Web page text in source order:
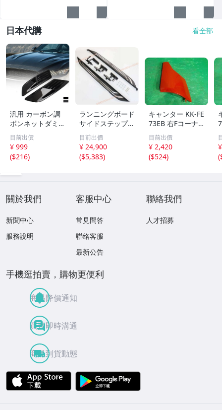
日本代購 看全部
汎用 カーボン調
ボンネットダミー
ダクト エンジン
フード飾り 外装
ドレスアップ ボ
ディステッカー
目前出價
¥ 999
($216)
ランニングボード
サイドステップ
アルミバー カス
タム トヨタRAV4
用2019 2020 202
1 2022
目前出價
¥ 24,900
($5,383)
キャンター KK-FE
73EB 右Fコーナ
ーパネル 標準高
床DX 3T 24V 4
M51 MK997198
目前出價
¥ 2,420
($524)
(
關於我們
新聞中心
服務說明
客服中心
常見問答
聯絡客服
最新公告
聯絡我們
人才招募
手機逛拍賣，購物更便利
商品降價通知
買賣即時溝通
商品到貨動態
APP Store